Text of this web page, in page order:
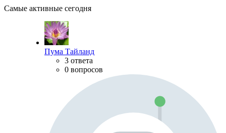
Самые активные сегодня
Пума Тайланд
3 ответа
0 вопросов